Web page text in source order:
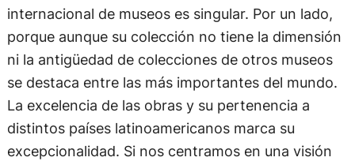
internacional de museos es singular. Por un lado,
porque aunque su colección no tiene la dimensión
ni la antigüedad de colecciones de otros museos
se destaca entre las más importantes del mundo.
La excelencia de las obras y su pertenencia a
distintos países latinoamericanos marca su
excepcionalidad. Si nos centramos en una visión